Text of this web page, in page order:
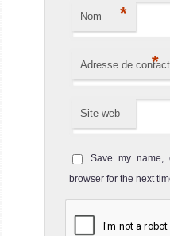
Nom *
Adresse de contact
*
Site web
Save my name,
browser for the next